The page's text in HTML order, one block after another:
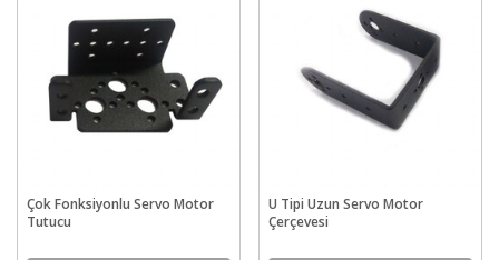
Çok Fonksiyonlu Servo Motor
Tutucu
U Tipi Uzun Servo Motor
Çerçevesi